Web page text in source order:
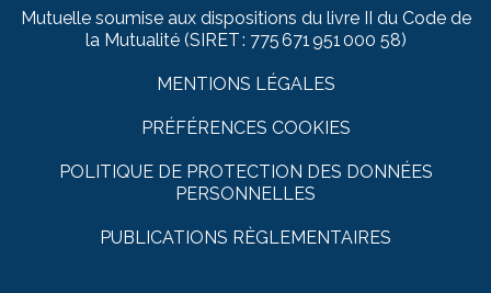
Mutuelle soumise aux dispositions du livre II du Code de
la Mutualité (SIRET : 775 671 951 000 58)
MENTIONS LÉGALES
PRÉFÉRENCES COOKIES
POLITIQUE DE PROTECTION DES DONNÉES
PERSONNELLES
PUBLICATIONS RÈGLEMENTAIRES